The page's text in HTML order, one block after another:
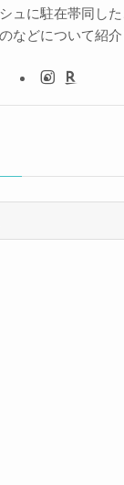
ュに駐在帯同し
などについて紹介